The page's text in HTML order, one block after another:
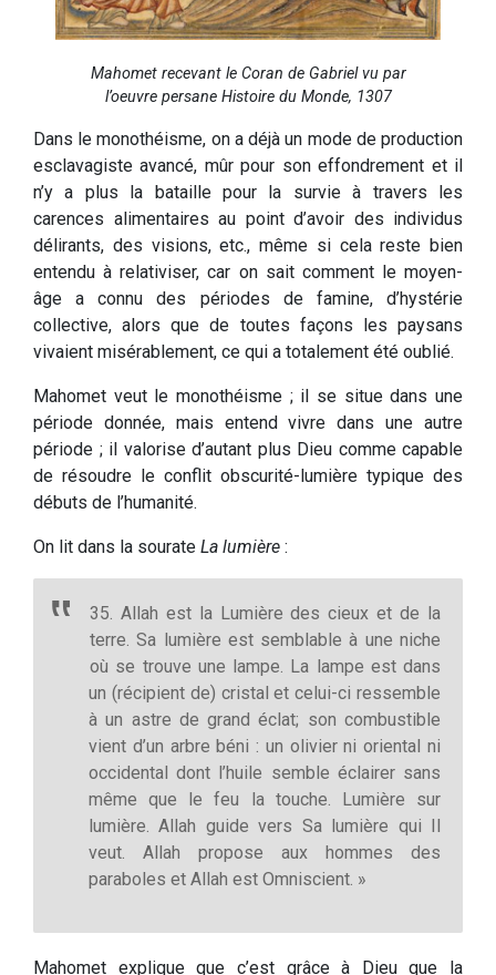
Mahomet recevant le Coran de Gabriel vu par
l’oeuvre persane Histoire du Monde, 1307
Dans le monothéisme, on a déjà un mode de production
esclavagiste avancé, mûr pour son effondrement et il
n’y a plus la bataille pour la survie à travers les
carences alimentaires au point d’avoir des individus
délirants, des visions, etc., même si cela reste bien
entendu à relativiser, car on sait comment le moyen-
âge a connu des périodes de famine, d’hystérie
collective, alors que de toutes façons les paysans
vivaient misérablement, ce qui a totalement été oublié.
Mahomet veut le monothéisme ; il se situe dans une
période donnée, mais entend vivre dans une autre
période ; il valorise d’autant plus Dieu comme capable
de résoudre le conflit obscurité-lumière typique des
débuts de l’humanité.
On lit dans la sourate La lumière :
35. Allah est la Lumière des cieux et de la
terre. Sa lumière est semblable à une niche
où se trouve une lampe. La lampe est dans
un (récipient de) cristal et celui-ci ressemble
à un astre de grand éclat; son combustible
vient d’un arbre béni : un olivier ni oriental ni
occidental dont l’huile semble éclairer sans
même que le feu la touche. Lumière sur
lumière. Allah guide vers Sa lumière qui Il
veut. Allah propose aux hommes des
paraboles et Allah est Omniscient. »
Mahomet explique que c’est grâce à Dieu que la